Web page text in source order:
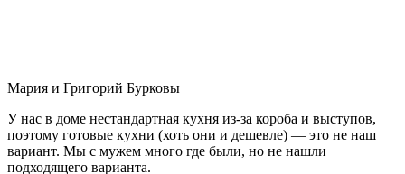
Мария и Григорий Бурковы
У нас в доме нестандартная кухня из-за короба и выступов,
поэтому готовые кухни (хоть они и дешевле) — это не наш
вариант. Мы с мужем много где были, но не нашли
подходящего варианта.